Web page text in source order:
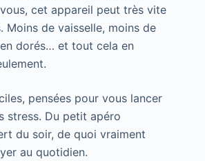
cet appareil peut très vite
Moins de vaisselle, moins de
dorés… et tout cela en
pensées pour vous lancer
stress. Du petit apéro
du soir, de quoi vraiment
au quotidien.